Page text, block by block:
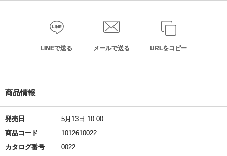
LINEで送る メールで送る URLをコピー
商品情報
発売日
5月13日 10:00
商品コード
1012610022
カタログ番号
0022